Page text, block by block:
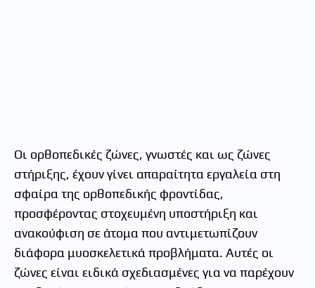
Οι ορθοπεδικές ζώνες, γνωστές και ως ζώνες
στήριξης, έχουν γίνει απαραίτητα εργαλεία στη
σφαίρα της ορθοπεδικής φροντίδας,
προσφέροντας στοχευμένη υποστήριξη και
ανακούφιση σε άτομα που αντιμετωπίζουν
διάφορα μυοσκελετικά προβλήματα. Αυτές οι
ζώνες είναι ειδικά σχεδιασμένες για να παρέχουν